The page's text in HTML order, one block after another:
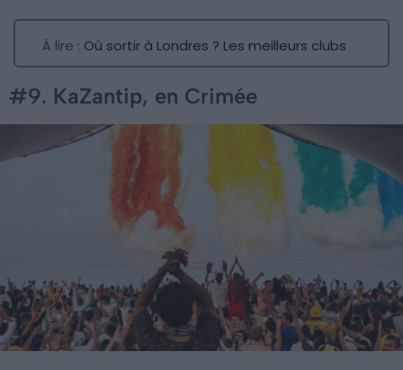
À lire : Où sortir à Londres ? Les meilleurs clubs
#9. KaZantip, en Crimée